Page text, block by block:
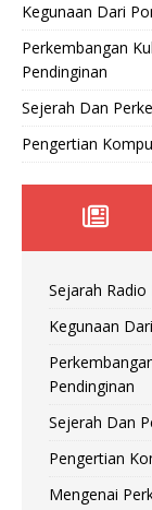
Kegunaan Dari
Perkembangan
Pendinginan
Sejerah Dan
Pengertian
Sejarah
Kegunaan
Pendinginan
Sejerah Dan
Pengertian
Mengenai